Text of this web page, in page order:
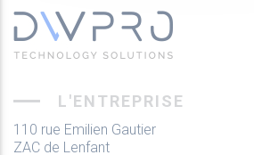
L'ENTREPRISE
110 rue Emilien Gautier
ZAC de Lenfant